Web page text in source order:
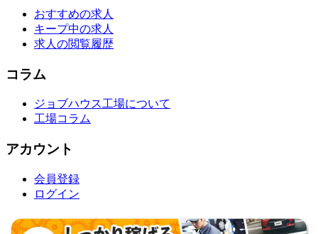
おすすめの求人
キープ中の求人
求人の閲覧履歴
コラム
ジョブハウス工場について
工場コラム
アカウント
会員登録
ログイン